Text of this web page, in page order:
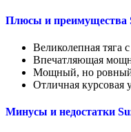
Плюсы и преимущества
Великолепная тяга
Впечатляющая
Мощный, но ровный
Отличная курсовая
Минусы и недостатки